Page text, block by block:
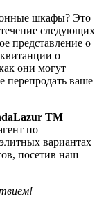
шкафы? Это
следующих
представление о
о
они могут
перепродать ваше
TM
по
вариантах
посетив наш